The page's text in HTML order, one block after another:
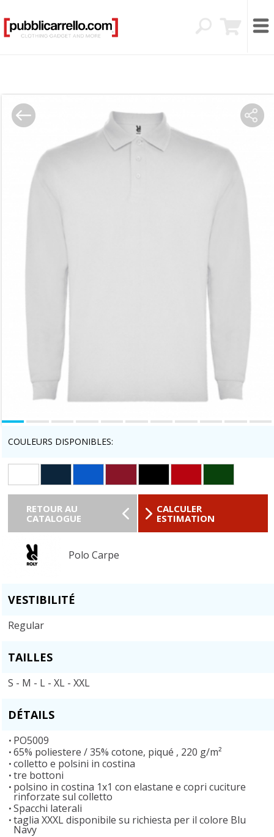
COULEURS DISPONIBLES:
RETOUR AU
CATALOGUE
CALCULER
ESTIMATION
Polo Carpe
VESTIBILITÉ
Regular
TAILLES
S - M - L - XL - XXL
DÉTAILS
PO5009
65% poliestere / 35% cotone, piqué , 220 g/m²
colletto e polsini in costina
tre bottoni
polsino in costina 1x1 con elastane e copri cuciture
rinforzate sul colletto
Spacchi laterali
taglia XXXL disponibile su richiesta per il colore Blu
Navy